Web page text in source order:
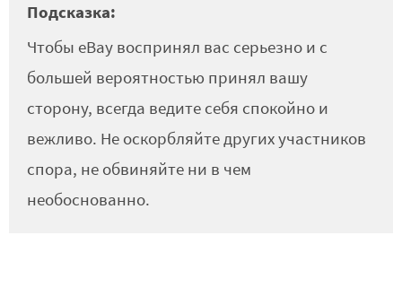
Подсказка:
Чтобы eBay воспринял вас серьезно и с
большей вероятностью принял вашу
сторону, всегда ведите себя спокойно и
вежливо. Не оскорбляйте других участников
спора, не обвиняйте ни в чем
необоснованно.